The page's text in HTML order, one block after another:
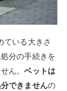
ている大きさ
分の手続きを
ん。ベットは
できませんの